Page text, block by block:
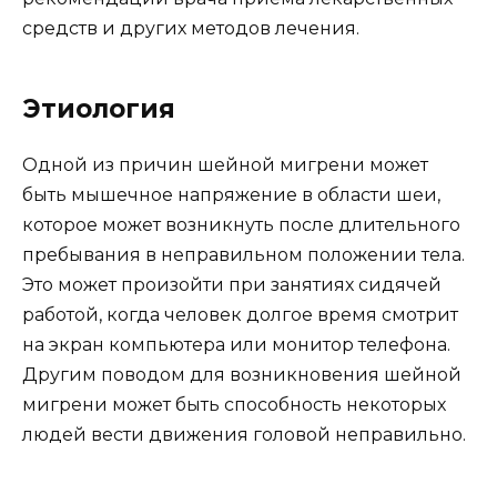
средств и других методов лечения.
Этиология
Одной из причин шейной мигрени может
быть мышечное напряжение в области шеи,
которое может возникнуть после длительного
пребывания в неправильном положении тела.
Это может произойти при занятиях сидячей
работой, когда человек долгое время смотрит
на экран компьютера или монитор телефона.
Другим поводом для возникновения шейной
мигрени может быть способность некоторых
людей вести движения головой неправильно.